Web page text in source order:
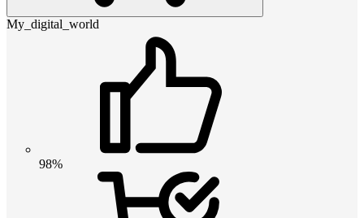
My_digital_world
98%